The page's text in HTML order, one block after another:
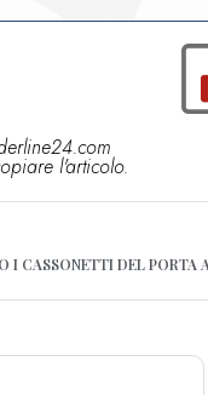
l'articolo.